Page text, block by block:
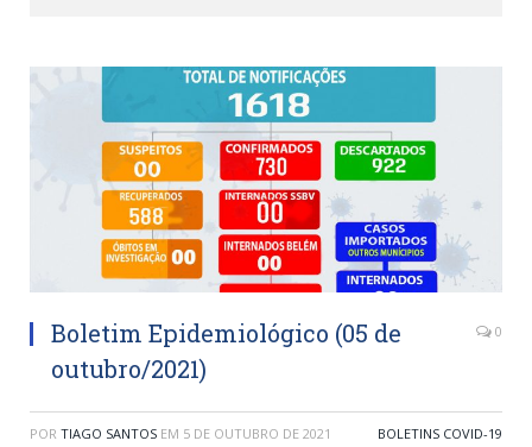
Boletim Epidemiológico (05 de
outubro/2021)
0
POR TIAGO SANTOS EM 5 DE OUTUBRO DE 2021 BOLETINS COVID-19